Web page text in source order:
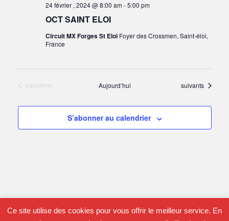
OCT SAINT ELOI
24 février , 2024 @ 8:00 am-5:00 pm
Circuit MX Forges St Eloi Foyer des Crossmen, Saint-éloi,
France
Évènements
précédents Aujourd’hui Évènements
suivants
S’abonner au calendrier
Ce site utilise des cookies pour vous offrir le meilleur service. En